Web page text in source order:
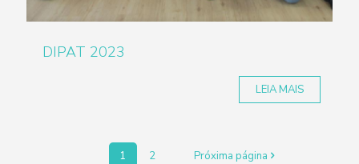
DIPAT 2023
LEIA MAIS
1 2 Próxima página